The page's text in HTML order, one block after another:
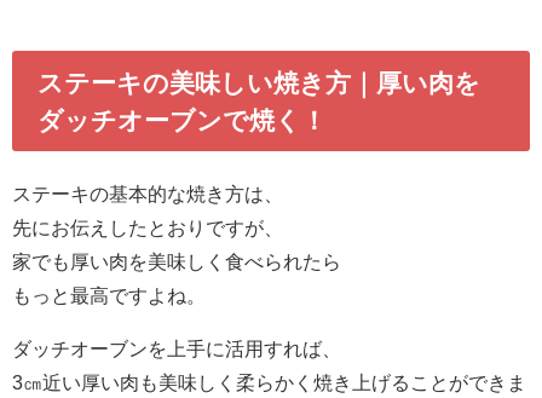
ステーキの美味しい焼き方｜厚い肉を
ダッチオーブンで焼く！
ステーキの基本的な焼き方は、
先にお伝えしたとおりですが、
家でも厚い肉を美味しく食べられたら
もっと最高ですよね。
ダッチオーブンを上手に活用すれば、
3㎝近い厚い肉も美味しく柔らかく焼き上げることができま